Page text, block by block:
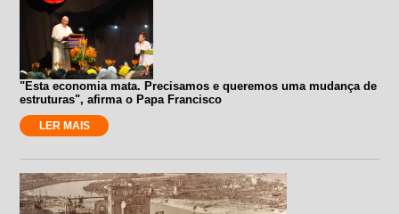
"Esta economia mata. Precisamos e queremos uma mudança de
estruturas", afirma o Papa Francisco
LER MAIS